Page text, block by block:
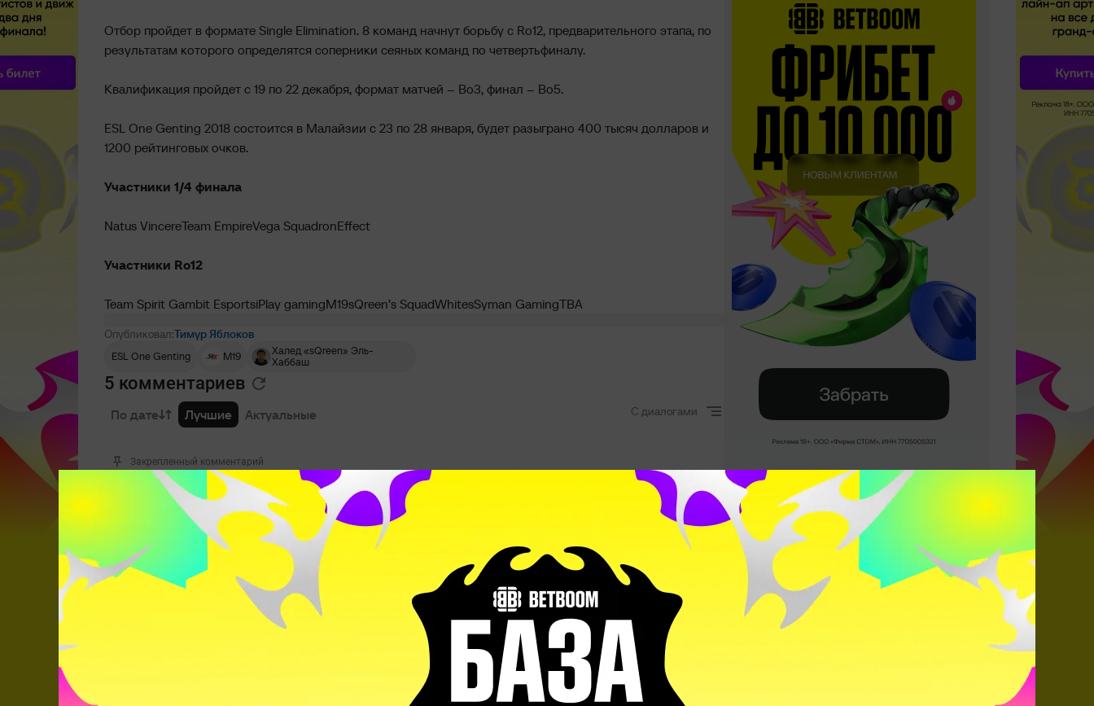
Отбор пройдет в формате Single Elimination. 8 команд начнут борьбу с Ro12, предварительного этапа, по
результатам которого определятся соперники сеяных команд по четвертьфиналу.
Квалификация пройдет с 19 по 22 декабря, формат матчей – Во3, финал – Во5.
ESL One Genting 2018 состоится в Малайзии с 23 по 28 января, будет разыграно 400 тысяч долларов и
1200 рейтинговых очков.
Участники 1/4 финала
Natus VincereTeam EmpireVega SquadronEffect
Участники Ro12
Team Spirit Gambit EsportsiPlay gamingM19sQreen’s SquadWhitesSyman GamingTBA
Опубликовал:Тимур Яблоков
ESL One Genting M19
Халед «sQreen» Эль-
Хаббаш
5 комментариев
По дате Лучшие Актуальные С диалогами
Закрепленный комментарий
Лучшая мини-игра для Дотеров
Проверь себя на внимательность и забирай приз!
ПРОВЕРИТЬ
+4
Самый кайфовый герой в
Доте?
6164 ГОЛОСА
Pudge